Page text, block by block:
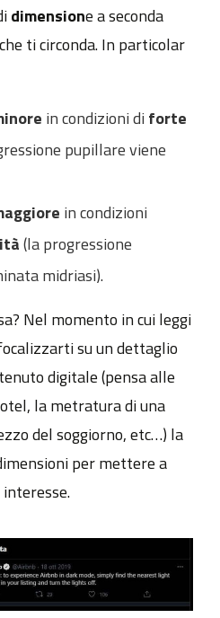
dimensione a seconda
che ti circonda. In particolar
in condizioni di forte
pupillare viene
in condizioni
(la progressione
midriasi).
Nel momento in cui leggi
su un dettaglio
digitale (pensa alle
la metratura di una
del soggiorno, etc…) la
per mettere a